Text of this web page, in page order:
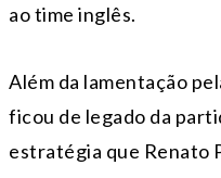
ao time inglês.
Além da lamentação
ficou de legado da
estratégia que Renato